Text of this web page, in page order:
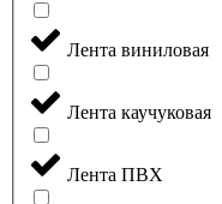
Лента виниловая
Лента каучуковая
Лента ПВХ